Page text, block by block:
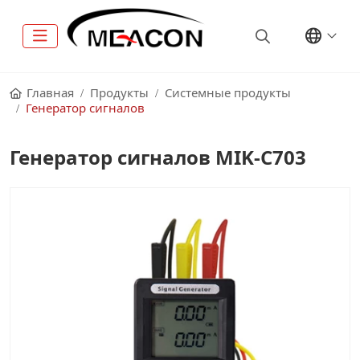
Главная Продукты
Системные продукты
Генератор сигналов
Генератор сигналов MIK-C703